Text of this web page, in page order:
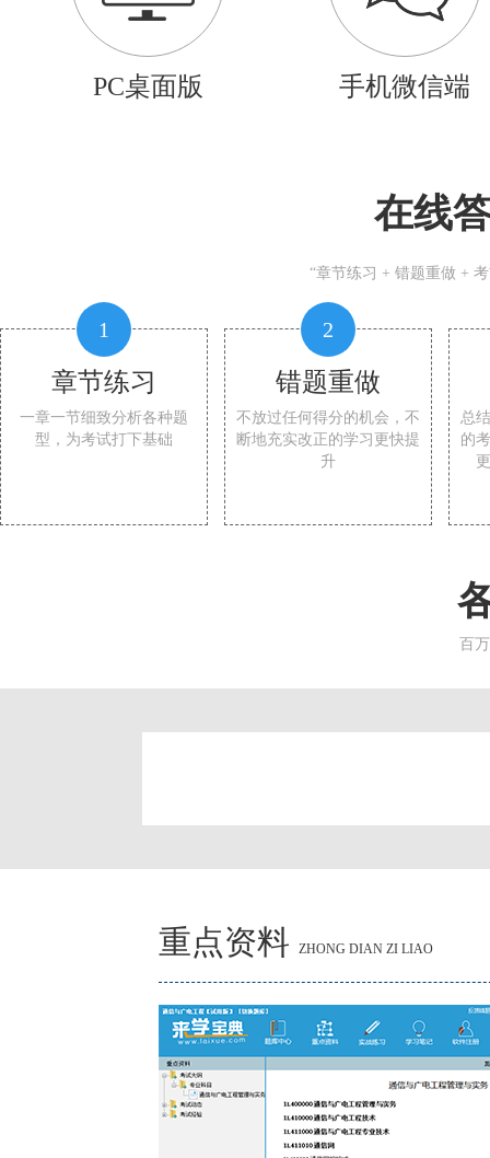
PC桌面版 手机微信端
在线
“章节练习 + 错题重做 +
1
章节练习
一章一节细致分析各种题
型，为考试打下基础
2
错题重做
不放过任何得分的机会，不
断地充实改正的学习更快提
升
总
的
百
重点资料 ZHONG DIAN ZI LIAO